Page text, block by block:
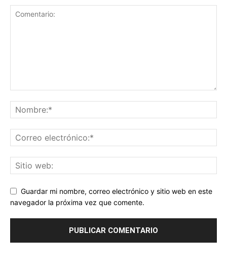
Guardar mi nombre, correo electrónico y sitio web en este
navegador la próxima vez que comente.